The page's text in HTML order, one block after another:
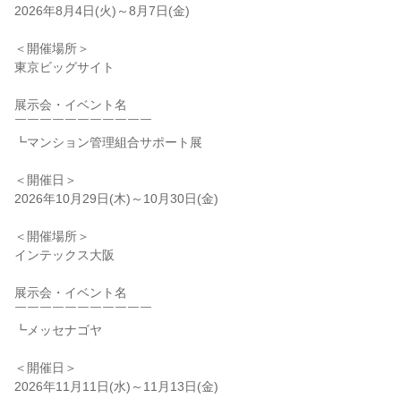
2026年8月4日(火)～8月7日(金)
＜開催場所＞
東京ビッグサイト
展示会・イベント名
￣￣￣￣￣￣￣￣￣￣￣
┗マンション管理組合サポート展
＜開催日＞
2026年10月29日(木)～10月30日(金)
＜開催場所＞
インテックス大阪
展示会・イベント名
￣￣￣￣￣￣￣￣￣￣￣
┗メッセナゴヤ
＜開催日＞
2026年11月11日(水)～11月13日(金)